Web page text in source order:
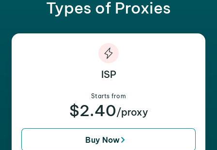
Types of Proxies
ISP
Starts from
$2.40/proxy
Buy Now